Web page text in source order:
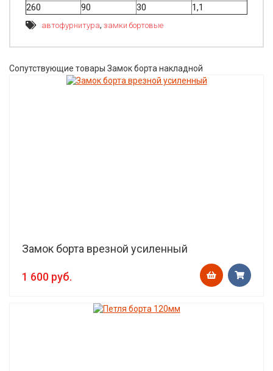
260
90 30 1,1
автофурнитура, замки бортовые
Сопутствующие товары Замок борта накладной
Замок борта врезной усиленный
1 600 руб.